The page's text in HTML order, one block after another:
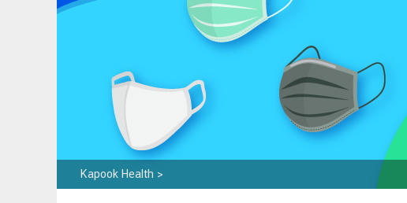
Kapook Health >